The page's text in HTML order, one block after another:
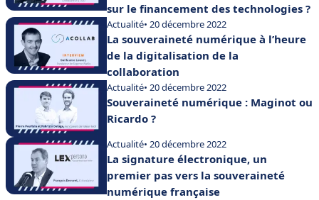
sur le financement des technologies ?
Actualité• 20 décembre 2022
La souveraineté numérique à l’heure
de la digitalisation de la
collaboration
Actualité• 20 décembre 2022
Souveraineté numérique : Maginot ou
Ricardo ?
Actualité• 20 décembre 2022
La signature électronique, un
premier pas vers la souveraineté
numérique française